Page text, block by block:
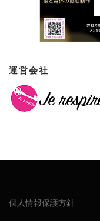
運営会社
個人情報保護方針